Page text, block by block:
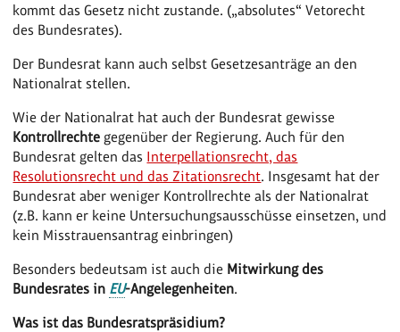
kommt das Gesetz nicht zustande. („absolutes“ Vetorecht
des Bundesrates).
Der Bundesrat kann auch selbst Gesetzesanträge an den
Nationalrat stellen.
Wie der Nationalrat hat auch der Bundesrat gewisse
Kontrollrechte gegenüber der Regierung. Auch für den
Bundesrat gelten das Interpellationsrecht, das
Resolutionsrecht und das Zitationsrecht. Insgesamt hat der
Bundesrat aber weniger Kontrollrechte als der Nationalrat
(z.B. kann er keine Untersuchungsausschüsse einsetzen, und
kein Misstrauensantrag einbringen)
Besonders bedeutsam ist auch die Mitwirkung des
Bundesrates in EU-Angelegenheiten.
Was ist das Bundesratspräsidium?